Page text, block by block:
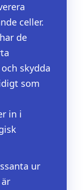
celler.
de
skydda
som
in i
ur